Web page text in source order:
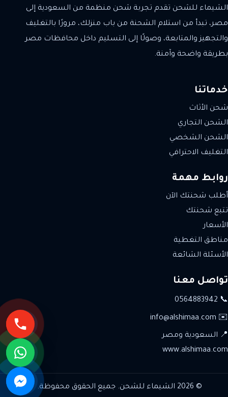
الشيماء للشحن تقدم تجربة شحن منظمة من السعودية إلى
مصر، تبدأ من استلام الشحنة من باب منزلك، مرورًا بالتغليف
والتجهيز والمتابعة، وصولًا إلى التسليم داخل محافظات مصر
بطريقة واضحة وآمنة.
خدماتنا
شحن الأثاث
الشحن التجاري
الشحن الشخصي
التغليف الاحترافي
روابط مهمة
أطلب شحنتك الآن
تتبع شحنتك
الأسعار
مناطق التغطية
الأسئلة الشائعة
تواصل معنا
📞 0564883942
✉️ info@alshimaa.com
📍 السعودية ومصر
www.alshimaa.com
© 2026 الشيماء للشحن. جميع الحقوق محفوظة.